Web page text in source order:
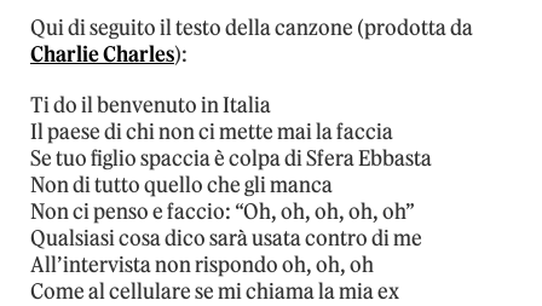
Qui di seguito il testo della canzone (prodotta da
Charlie Charles):
Ti do il benvenuto in Italia
Il paese di chi non ci mette mai la faccia
Se tuo figlio spaccia è colpa di Sfera Ebbasta
Non di tutto quello che gli manca
Non ci penso e faccio: “Oh, oh, oh, oh, oh”
Qualsiasi cosa dico sarà usata contro di me
All’intervista non rispondo oh, oh, oh
Come al cellulare se mi chiama la mia ex